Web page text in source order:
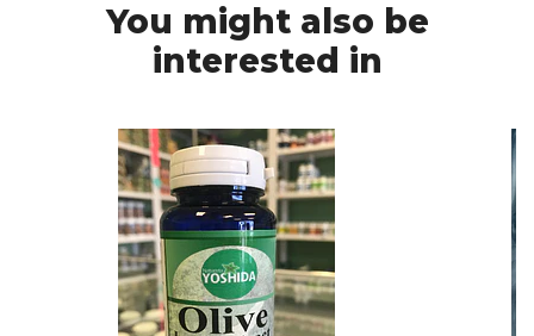
You might also be
interested in